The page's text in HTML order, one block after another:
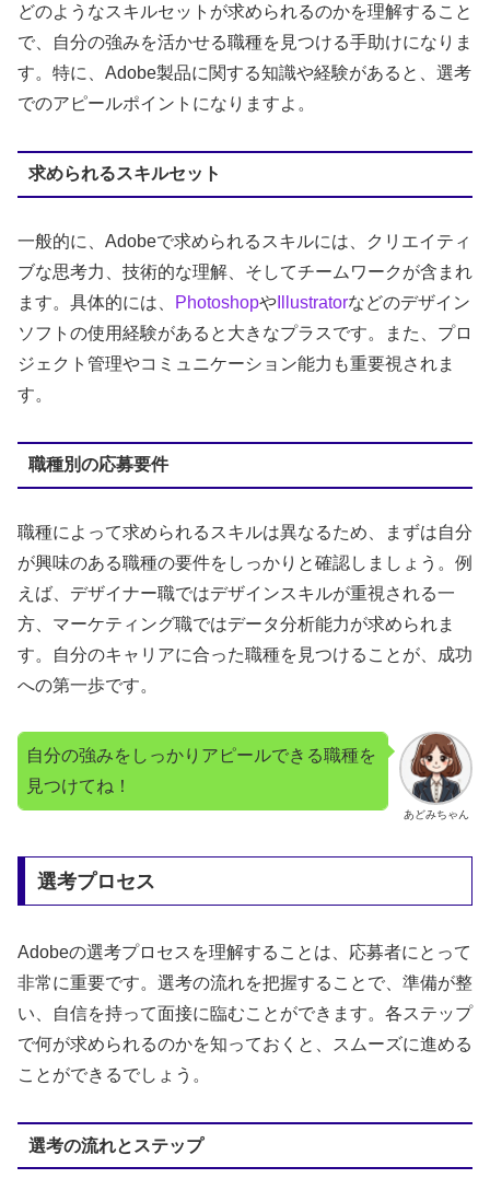
どのようなスキルセットが求められるのかを理解すること
で、自分の強みを活かせる職種を見つける手助けになりま
す。特に、Adobe製品に関する知識や経験があると、選考
でのアピールポイントになりますよ。
求められるスキルセット
一般的に、Adobeで求められるスキルには、クリエイティ
ブな思考力、技術的な理解、そしてチームワークが含まれ
ます。具体的には、
Photoshopや Illustratorなどのデザイン
ソフトの使用経験があると大きなプラスです。また、プロ
ジェクト管理やコミュニケーション能力も重要視されま
す。
職種別の応募要件
職種によって求められるスキルは異なるため、まずは自分
が興味のある職種の要件をしっかりと確認しましょう。例
えば、デザイナー職ではデザインスキルが重視される一
方、マーケティング職ではデータ分析能力が求められま
す。自分のキャリアに合った職種を見つけることが、成功
への第一歩です。
あどみちゃん
自分の強みをしっかりアピールできる職種を
見つけてね！
選考プロセス
Adobeの選考プロセスを理解することは、応募者にとって
非常に重要です。選考の流れを把握することで、準備が整
い、自信を持って面接に臨むことができます。各ステップ
で何が求められるのかを知っておくと、スムーズに進める
ことができるでしょう。
選考の流れとステップ